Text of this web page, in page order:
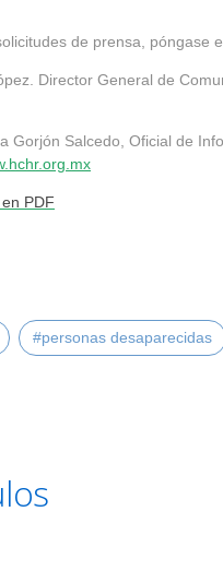
de prensa, póngase
Director General de
Gorjón Salcedo, Oficial de
PDF
#personas desaparecidas